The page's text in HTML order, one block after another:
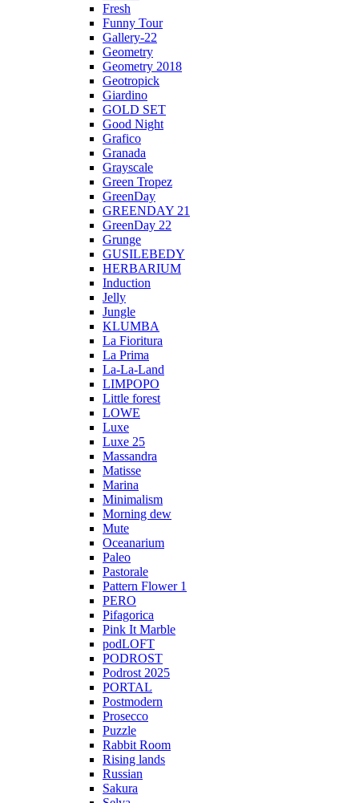
Fresh
Funny Tour
Gallery-22
Geometry
Geometry 2018
Geotropick
Giardino
GOLD SET
Good Night
Grafico
Granada
Grayscale
Green Tropez
GreenDay
GREENDAY 21
GreenDay 22
Grunge
GUSILEBEDY
HERBARIUM
Induction
Jelly
Jungle
KLUMBA
La Fioritura
La Prima
La-La-Land
LIMPOPO
Little forest
LOWE
Luxe
Luxe 25
Massandra
Matisse
Marina
Minimalism
Morning dew
Mute
Oceanarium
Paleo
Pastorale
Pattern Flower 1
PERO
Pifagorica
Pink It Marble
podLOFT
PODROST
Podrost 2025
PORTAL
Postmodern
Prosecco
Puzzle
Rabbit Room
Rising lands
Russian
Sakura